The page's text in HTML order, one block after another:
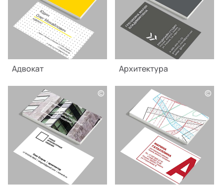
Адвокат Архитектура
© ©